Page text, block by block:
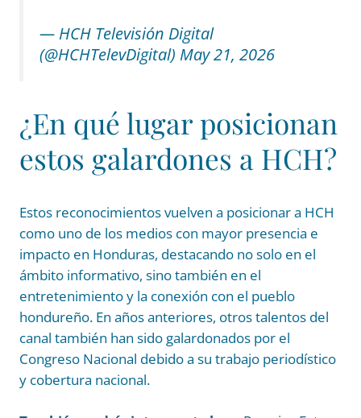
— HCH Televisión Digital
(@HCHTelevDigital) May 21, 2026
¿En qué lugar posicionan
estos galardones a HCH?
Estos reconocimientos vuelven a posicionar a HCH
como uno de los medios con mayor presencia e
impacto en Honduras, destacando no solo en el
ámbito informativo, sino también en el
entretenimiento y la conexión con el pueblo
hondureño. En años anteriores, otros talentos del
canal también han sido galardonados por el
Congreso Nacional debido a su trabajo periodístico
y cobertura nacional.